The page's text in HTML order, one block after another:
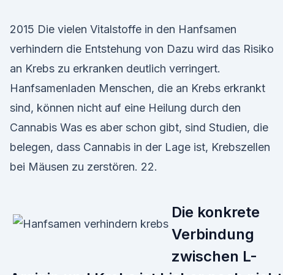
2015 Die vielen Vitalstoffe in den Hanfsamen
verhindern die Entstehung von Dazu wird das Risiko
an Krebs zu erkranken deutlich verringert.
Hanfsamenladen Menschen, die an Krebs erkrankt
sind, können nicht auf eine Heilung durch den
Cannabis Was es aber schon gibt, sind Studien, die
belegen, dass Cannabis in der Lage ist, Krebszellen
bei Mäusen zu zerstören. 22.
Die konkrete
Verbindung
zwischen L-